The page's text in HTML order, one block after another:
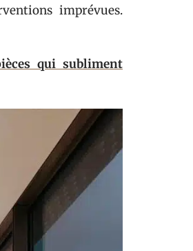
imprévues.
qui subliment